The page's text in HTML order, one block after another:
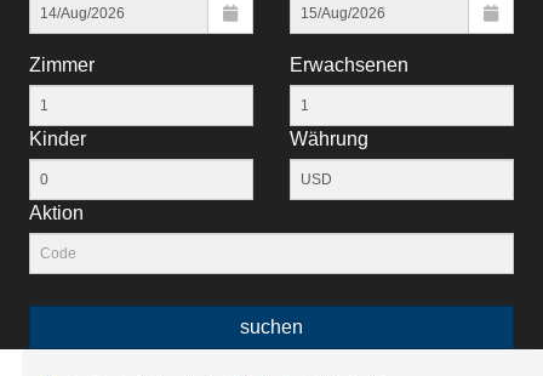
Zimmer Erwachsenen
Kinder Währung
Aktion
suchen